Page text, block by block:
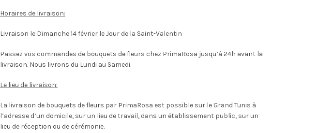
Horaires de livraison:
Livraison le Dimanche 14 février le Jour de la Saint-Valentin
Passez vos commandes de bouquets de fleurs chez PrimaRosa jusqu’à 24h avant la
livraison. Nous livrons du Lundi au Samedi.
Le lieu de livraison:
La livraison de bouquets de fleurs par PrimaRosa est possible sur le Grand Tunis à
l’adresse d’un domicile, sur un lieu de travail, dans un établissement public, sur un
lieu de réception ou de cérémonie.